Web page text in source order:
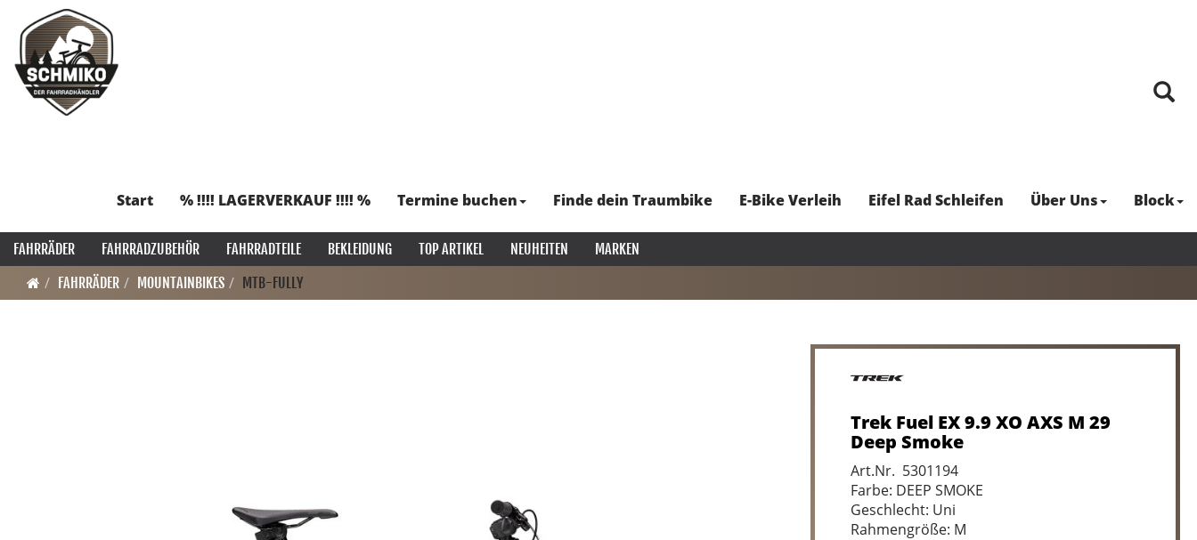
Start % !!!! LAGERVERKAUF !!!! % Termine buchen Finde dein Traumbike E-Bike Verleih Eifel Rad Schleifen Über Uns Block
FAHRRÄDER FAHRRADZUBEHÖR FAHRRADTEILE BEKLEIDUNG TOP ARTIKEL NEUHEITEN
MARKEN
FAHRRÄDER
MOUNTAINBIKES MTB-FULLY
Trek Fuel EX 9.9 XO AXS M 29
Deep Smoke
Art.Nr. 5301194
Farbe: DEEP SMOKE
Geschlecht: Uni
Rahmengröße: M